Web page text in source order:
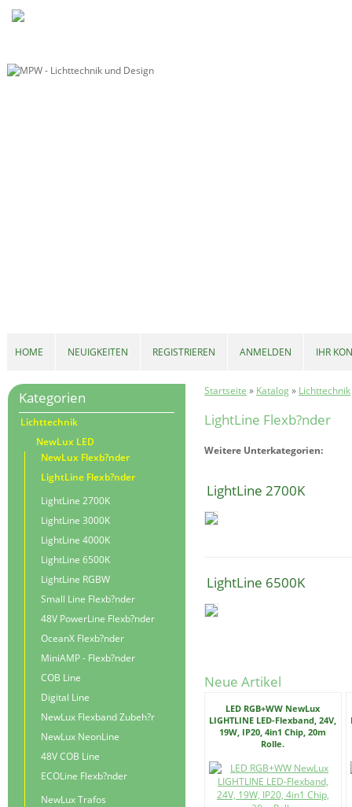
Startseite » Katalog» Lichttechnik
LightLine Flexb?nder
Weitere Unterkategorien:
LightLine 2700K
LightLine 6500K
Neue Artikel
LED RGB+WW NewLux
LIGHTLINE LED-Flexband, 24V,
19W, IP20, 4in1 Chip, 20m
Rolle.
Kategorien
Lichttechnik
NewLux LED
NewLux Flexb?nder
LightLine Flexb?nder
LightLine 2700K
LightLine 3000K
LightLine 4000K
LightLine 6500K
LightLine RGBW
Small Line Flexb?nder
48V PowerLine Flexb?nder
OceanX Flexb?nder
MiniAMP - Flexb?nder
COB Line
Digital Line
NewLux Flexband Zubeh?r
NewLux NeonLine
48V COB Line
ECOLine Flexb?nder
NewLux Trafos
HOME NEUIGKEITEN REGISTRIEREN ANMELDEN IHR